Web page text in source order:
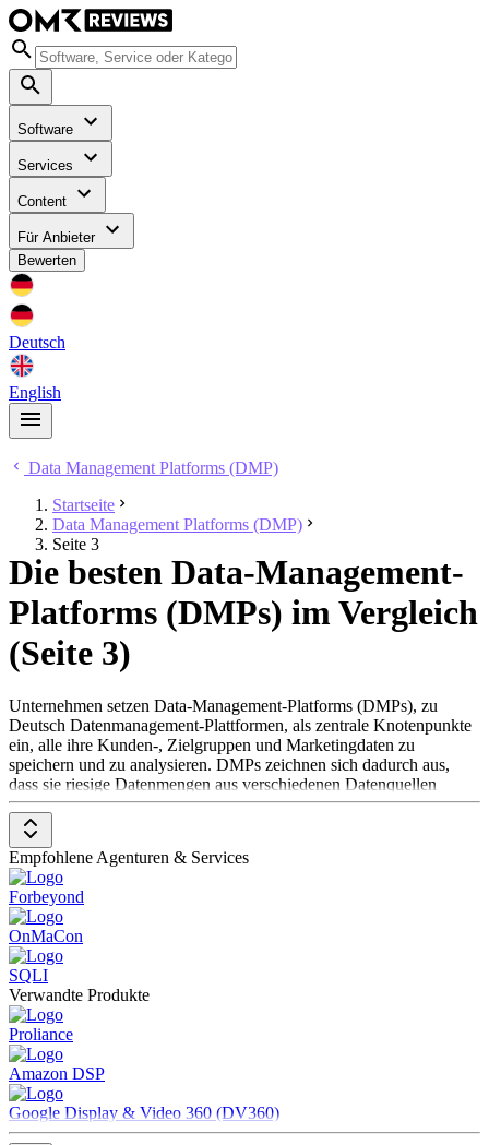
Software
Services
Content
Für Anbieter
Bewerten
Deutsch
English
Data Management Platforms (DMP)
Startseite
Data Management Platforms (DMP)
Seite 3
Die besten Data-Management-
Platforms (DMPs) im Vergleich
(Seite 3)
Unternehmen setzen Data-Management-Platforms (DMPs), zu
Deutsch Datenmanagement-Plattformen, als zentrale Knotenpunkte
ein, alle ihre Kunden-, Zielgruppen und Marketingdaten zu
speichern und zu analysieren. DMPs zeichnen sich dadurch aus,
dass sie riesige Datenmengen aus verschiedenen Datenquellen
sammeln, analysieren und leicht verständlich präsentieren können.
Data-Management-Plattformen werden von Werbeangenturen,
Vermarktern und Publishern eingesetzt, um umfangreiche,
personalisierte Datensätze zu erstellen und Nutzer*innen effektiver
mit Online-Werbung anzusprechen. DMPs beziehen Daten aus
verschiedenen Quellen, darunter First-Party-Software – wie
Systeme
Management-Software,
Ad-Networks – sowie Third-Party-Datenanbietern.
Um sich als Data-Management-Platform (DMP) zu qualifizieren,
muss die Lösung:
Daten aus verschiedenen Quellen wie Websites und Software
von Erstanbietern, Dritt-Datenanbietern und Offline-Quellen
abrufen und speichern
Daten in Demand-Site-Platforms (DSPs), Supply-Side-
Platforms (SSPs) und andere Werbetools ausgeben, um
Empfohlene Agenturen & Services
Forbeyond
OnMaCon
SQLI
Verwandte Produkte
Proliance
Amazon DSP
Google Display & Video 360 (DV360)